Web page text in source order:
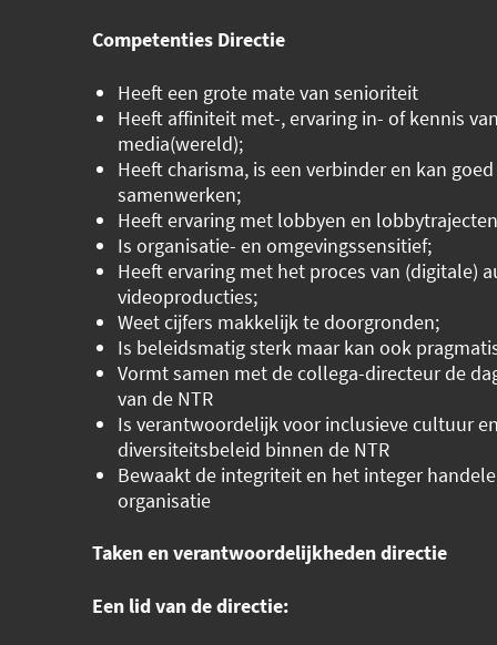
Competenties Directie
Heeft een grote mate van senioriteit
Heeft affiniteit met-, ervaring in- of kennis
media(wereld);
Heeft charisma, is een verbinder en kan goed
samenwerken;
Heeft ervaring met lobbyen en
Is organisatie- en omgevingssensitief;
Heeft ervaring met het proces van (digitale)
videoproducties;
Weet cijfers makkelijk te doorgronden;
Is beleidsmatig sterk maar kan ook
Vormt samen met de collega-directeur de
van de NTR
Is verantwoordelijk voor inclusieve cultuur
diversiteitsbeleid binnen de NTR
Bewaakt de integriteit en het integer
organisatie
Taken en verantwoordelijkheden directie
Een lid van de directie: